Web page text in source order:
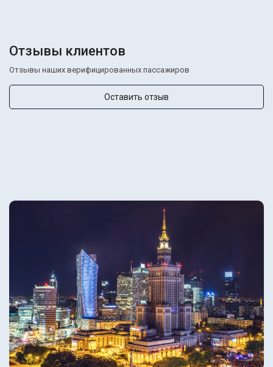
Отзывы клиентов
Отзывы наших верифицированных пассажиров
Оставить отзыв